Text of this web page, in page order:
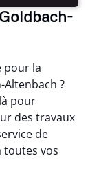
pour la
?
pour
des travaux
de
toutes vos